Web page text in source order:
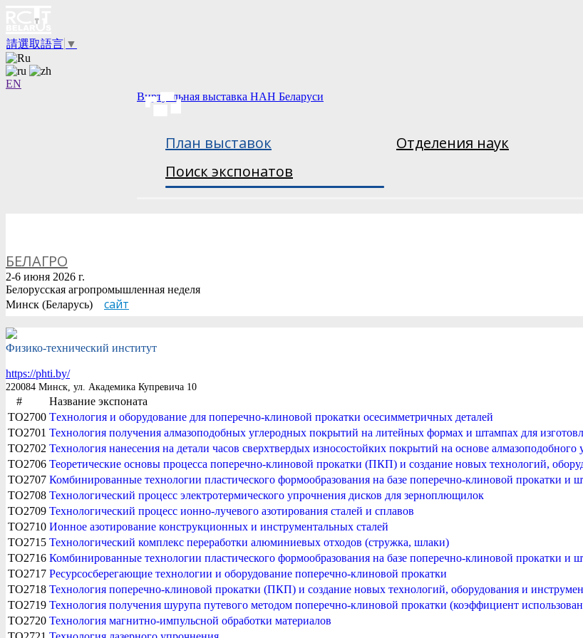
請選取語言 ▼
EN
Виртуальная выставка НАН Беларуси
План выставок
Отделения наук
Поиск экспонатов
БЕЛАГРО
2-6 июня 2026 г.
Белорусская агропромышленная неделя
Минск (Беларусь) сайт
Физико-технический институт
https://phti.by/
220084 Минск, ул. Академика Купревича 10
#
Название экспоната
TO2700 Tехнология и оборудование для поперечно-клиновой прокатки осесимметричных деталей
TO2701 Технология получения алмазоподобных углеродных покрытий на литейных формах и штампах для
TO2702 Технология нанесения на детали часов сверхтвердых износостойких покрытий на основе алмазоподобного
TO2706 Теоретические основы процесса поперечно-клиновой прокатки (ПКП) и создание новых технологий,
TO2707 Комбинированные технологии пластического формообразования на базе поперечно-клиновой прокатки и
TO2708 Технологический процесс электротермического упрочнения дисков для зерноплющилок
TO2709 Технологический процесс ионно-лучевого азотирования сталей и сплавов
TO2710 Ионное азотирование конструкционных и инструментальных сталей
TO2715 Технологический комплекс переработки алюминиевых отходов (стружка, шлаки)
TO2716 Комбинированные технологии пластического формообразования на базе поперечно-клиновой прокатки и
TO2717 Ресурсосберегающие технологии и оборудование поперечно-клиновой прокатки
TO2718 Технология поперечно-клиновой прокатки (ПКП) и создание новых технологий, оборудования и
TO2719 Технология получения шурупа путевого методом поперечно-клиновой прокатки (коэффициент
TO2720 Технология магнитно-импульсной обработки материалов